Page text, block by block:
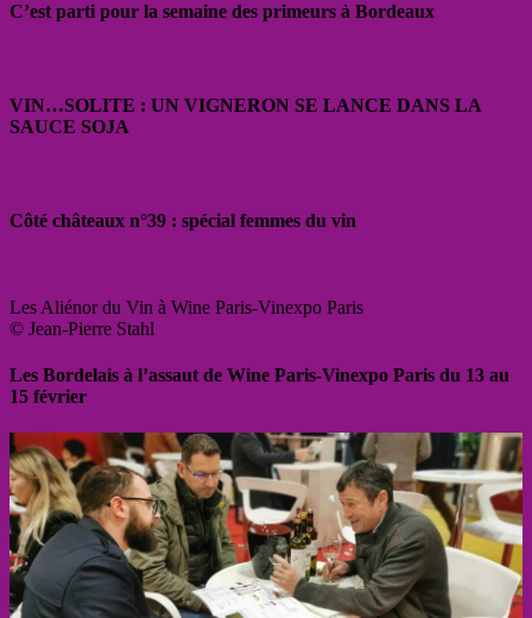
C’est parti pour la semaine des primeurs à Bordeaux
VIN…SOLITE : UN VIGNERON SE LANCE DANS LA
SAUCE SOJA
Côté châteaux n°39 : spécial femmes du vin
Les Aliénor du Vin à Wine Paris-Vinexpo Paris
© Jean-Pierre Stahl
Les Bordelais à l’assaut de Wine Paris-Vinexpo Paris du 13 au
15 février